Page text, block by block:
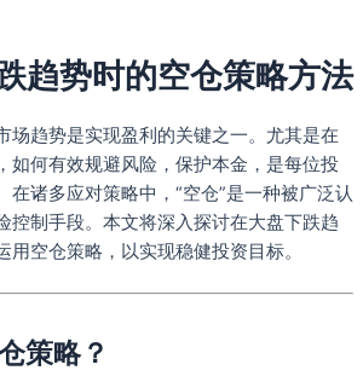
趋势时的空仓策略方法
场趋势是实现盈利的关键之一。尤其是在
如何有效规避风险，保护本金，是每位投
在诸多应对策略中，“空仓”是一种被广泛认
控制手段。本文将深入探讨在大盘下跌趋
用空仓策略，以实现稳健投资目标。
策略？